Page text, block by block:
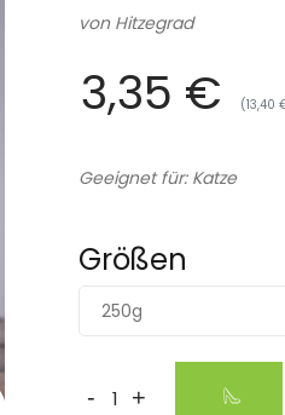
von Hitzegrad
3,35 € (13,40
Geeignet für: Katze
Größen
250g
- +